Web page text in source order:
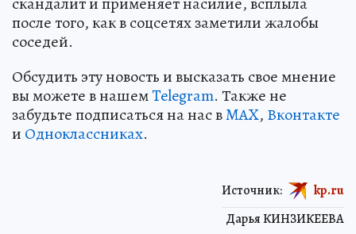
после того, как в соцсетях заметили жалобы
соседей.
Обсудить эту новость и высказать свое мнение
вы можете в нашемTelegram. Также не
забудьте подписаться на нас вMAX, Вконтакте
и Одноклассниках.
Дарья КИНЗИКЕЕВА
Источник: kp.ru